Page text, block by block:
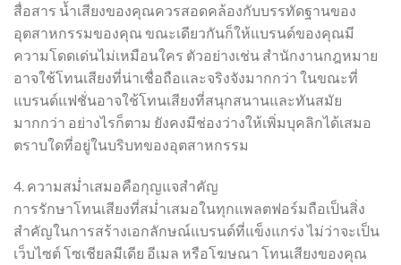
สื่อสาร น้ำเสียงของคุณควรสอดคล้องกับบรรทัดฐานของ
อุตสาหกรรมของคุณ ขณะเดียวกันก็ให้แบรนด์ของคุณมี
ความโดดเด่นไม่เหมือนใคร ตัวอย่างเช่น สำนักงานกฎหมาย
อาจใช้โทนเสียงที่น่าเชื่อถือและจริงจังมากกว่า ในขณะที่
แบรนด์แฟชั่นอาจใช้โทนเสียงที่สนุกสนานและทันสมัย
มากกว่า อย่างไรก็ตาม ยังคงมีช่องว่างให้เพิ่มบุคลิกได้เสมอ
ตราบใดที่อยู่ในบริบทของอุตสาหกรรม
4. ความสม่ำเสมอคือกุญแจสำคัญ
การรักษาโทนเสียงที่สม่ำเสมอในทุกแพลตฟอร์มถือเป็นสิ่ง
สำคัญในการสร้างเอกลักษณ์แบรนด์ที่แข็งแกร่ง ไม่ว่าจะเป็น
เว็บไซต์ โซเชียลมีเดีย อีเมล หรือโฆษณา โทนเสียงของคุณ